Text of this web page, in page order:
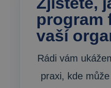
program
vaší
Rádi vám
praxi, kde